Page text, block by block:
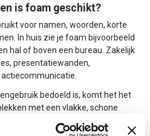
teksten die opvallen door vorm en
constructie vragen. De letters
blijven tegelijk makkelijk
voor woonruimtes,
tijdelijke presentaties.
is foam geschikt?
voor namen, woorden, korte
In huis zie je foam bijvoorbeeld
hal of boven een bureau. Zakelijk
is foam geschikt?
voor namen, woorden, korte
In huis zie je foam bijvoorbeeld
hal of boven een bureau. Zakelijk
presentatiewanden,
bedoeld is, komt het het
met een vlakke, schone
een ander materiaal meestal